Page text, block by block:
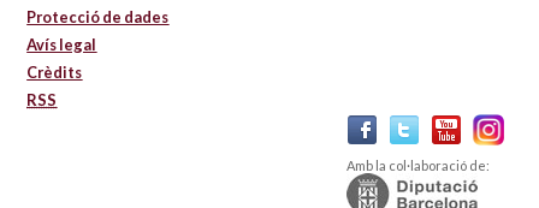
Protecció de dades
Avís legal
Crèdits
RSS
Amb la col·laboració de: